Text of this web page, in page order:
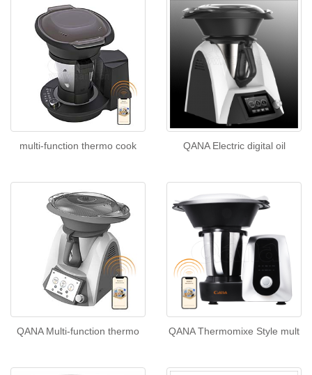
multi-function thermo cook QANA Electric digital oil
QANA Multi-function thermo QANA Thermomixe Style mult